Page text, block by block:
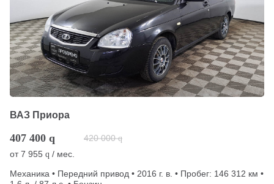
ВАЗ Приора
407 400 q 420 000 q
от7 955 q / мес.
Механика • Передний привод • 2016 г. в. • Пробег: 146 312 км •